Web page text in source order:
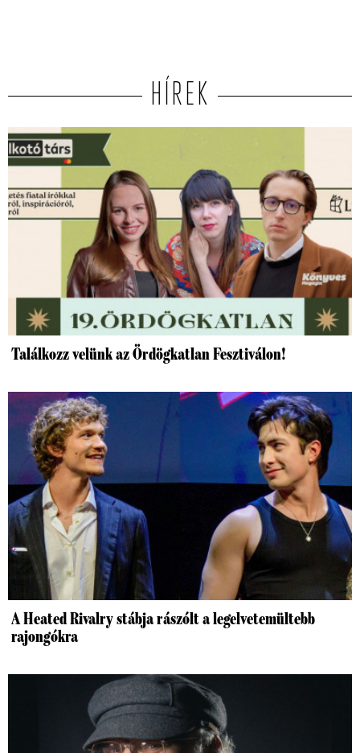
HÍREK
Találkozz velünk az Ördögkatlan Fesztiválon!
A Heated Rivalry stábja rászólt a legelvetemültebb
rajongókra